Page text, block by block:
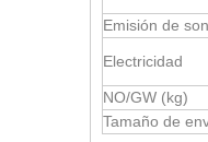
Emisión de
Electricidad
NO/GW (kg)
Tamaño de